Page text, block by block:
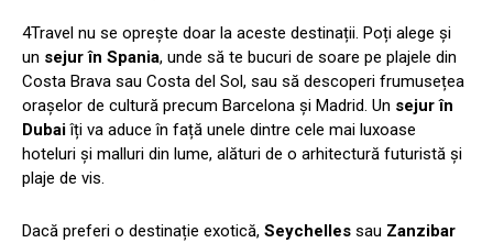
4Travel nu se oprește doar la aceste destinații. Poți alege și
un sejur în Spania, unde să te bucuri de soare pe plajele din
Costa Brava sau Costa del Sol, sau să descoperi frumusețea
orașelor de cultură precum Barcelona și Madrid. Un sejur în
Dubaiîți va aduce în față unele dintre cele mai luxoase
hoteluri și malluri din lume, alături de o arhitectură futuristă și
plaje de vis.
Dacă preferi o destinație exotică, Seychelles sau Zanzibar